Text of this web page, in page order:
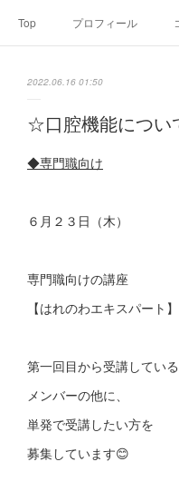
Top プロフィール
SNS
2022.06.16 01:50
☆口腔機能につ
◆専門職向け
６月２３日（木）
専門職向けの講座
【はれのわエキスパート
第一回目から受講している
メンバーの他に、
単発で受講したい方を
募集しています😊